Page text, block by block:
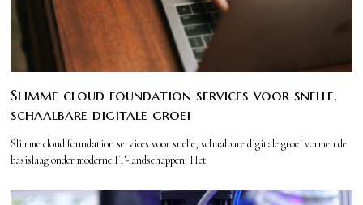
Slimme cloud foundation services voor snelle,
schaalbare digitale groei
Slimme cloud foundation services voor snelle, schaalbare digitale groei vormen de
basislaag onder moderne IT-landschappen. Het